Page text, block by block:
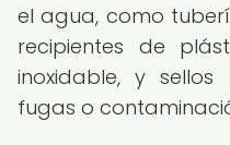
el agua, como
recipientes de
inoxidable, y
fugas o